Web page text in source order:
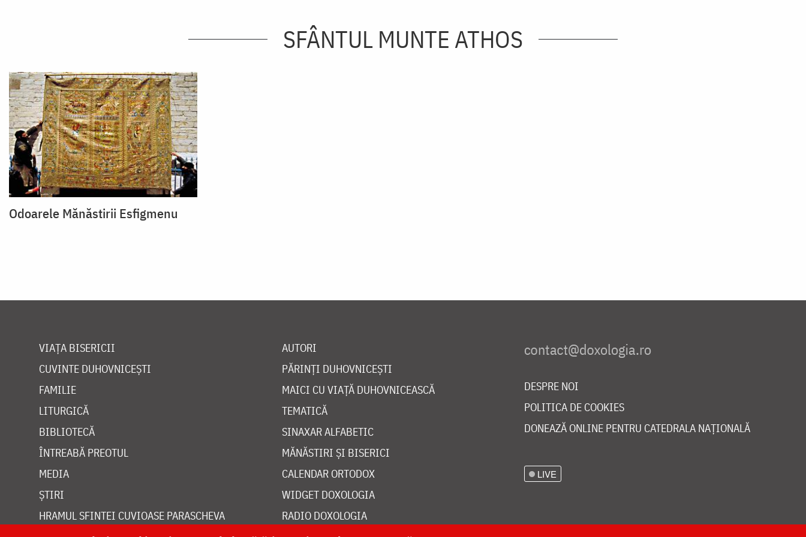
SFÂNTUL MUNTE ATHOS
Odoarele Mănăstirii Esfigmenu
VIAȚA BISERICII
CUVINTE DUHOVNICEȘTI
FAMILIE
LITURGICĂ
BIBLIOTECĂ
ÎNTREABĂ PREOTUL
MEDIA
ȘTIRI
HRAMUL SFINTEI CUVIOASE PARASCHEVA
AUTORI
PĂRINȚI DUHOVNICEȘTI
MAICI CU VIAȚĂ DUHOVNICEASCĂ
TEMATICĂ
SINAXAR ALFABETIC
MĂNĂSTIRI ȘI BISERICI
CALENDAR ORTODOX
WIDGET DOXOLOGIA
RADIO DOXOLOGIA
DESPRE NOI
POLITICA DE COOKIES
DONEAZĂ ONLINE PENTRU CATEDRALA NAȚIONALĂ
LIVE